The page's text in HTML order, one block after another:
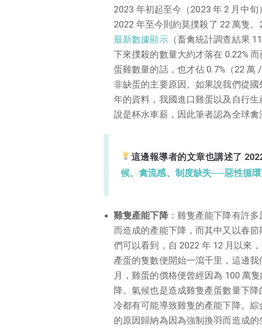
2023 年初起至今（2023 年 2 月中旬
2022 年至今則約莫撲殺了 22 萬隻
最新數據顯示（畜禽統計調查結果
下來撲殺的數量大約才落在 0.22%
蛋雞數量的話，也才佔 0.7%（22 萬
非缺蛋的主要原因。如果說我們從
年的資料，我國進口雞蛋以及自行
說是杯水車薪，因此筆者認為全球禽
這邊報導者的文章也講述了
候、禽流感、制度缺失──惡性循
雞隻產能下降：雞隻產能下降有許
而造成的產能下降，而其中又以春
們可以看到，自 2022 年 12 月以來
產蛋的隻數便開始一瀉千里，這邊
月，雞蛋的價格便曾經因為 100 萬
降。氣候也是造成雞隻產蛋數量下
冷都有可能導致雞隻的產能下降。
的原因歸納為因為強制換羽而造成的